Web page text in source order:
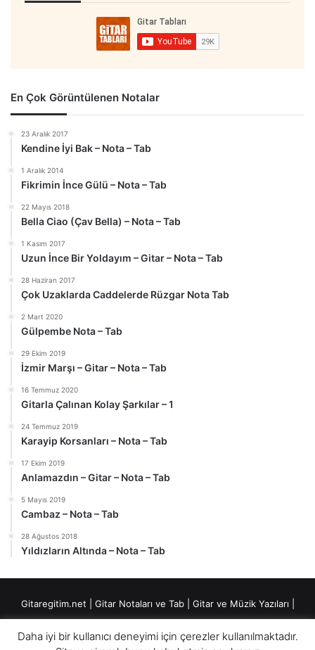
En Çok Görüntülenen Notalar
23 Aralık 2017
Kendine İyi Bak – Nota – Tab
1 Aralık 2014
Fikrimin İnce Gülü – Nota – Tab
22 Mayıs 2018
Bella Ciao (Çav Bella) – Nota – Tab
1 Kasım 2017
Uzun İnce Bir Yoldayım – Gitar – Nota – Tab
28 Haziran 2017
Çok Uzaklarda Caddelerde Rüzgar Nota Tab
2 Mart 2020
Gülpembe Nota – Tab
29 Ekim 2019
İzmir Marşı – Gitar – Nota – Tab
16 Temmuz 2020
Gitarla Çalınan Kolay Şarkılar – 1
24 Temmuz 2019
Karayip Korsanları – Nota – Tab
17 Ekim 2019
Anlamazdın – Gitar – Nota – Tab
5 Mayıs 2019
Cambaz – Nota – Tab
28 Ağustos 2018
Yıldızların Altında – Nota – Tab
Gitaregitim.net | Gitar Notaları ve Tab| Gitar ve Müzik Yazıları
Daha iyi bir kullanıcı deneyimi için çerezler kullanılmaktadır.